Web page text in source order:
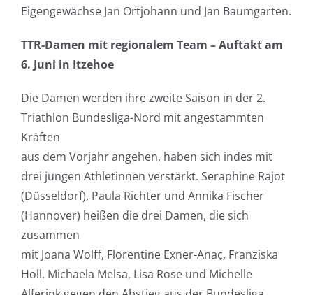
Eigengewächse Jan Ortjohann und Jan Baumgarten.
TTR-Damen mit regionalem Team – Auftakt am
6. Juni in Itzehoe
Die Damen werden ihre zweite Saison in der 2.
Triathlon Bundesliga-Nord mit angestammten
Kräften
aus dem Vorjahr angehen, haben sich indes mit
drei jungen Athletinnen verstärkt. Seraphine Rajot
(Düsseldorf), Paula Richter und Annika Fischer
(Hannover) heißen die drei Damen, die sich
zusammen
mit Joana Wolff, Florentine Exner-Anaç, Franziska
Holl, Michaela Melsa, Lisa Rose und Michelle